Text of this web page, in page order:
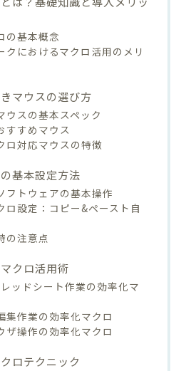
の基本概念
クにおけるマクロ活用のメリ
マウスの選び方
ウスの基本スペック
すすめマウス
ロ対応マウスの特徴
基本設定方法
フトウェアの基本操作
ロ設定：コピー&ペースト自
の注意点
クロ活用術
ッドシート作業の効率化マ
集作業の効率化マクロ
ザ操作の効率化マクロ
ロテクニック